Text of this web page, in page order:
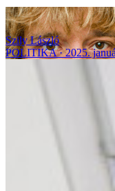
Szily László
POLITIKA
2025.